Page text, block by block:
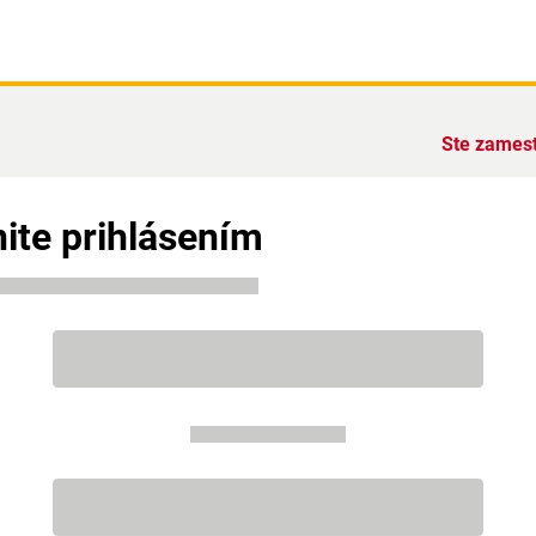
Ste
prihlásením